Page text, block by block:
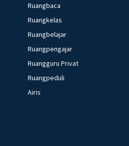
Ruangbaca
Ruangkelas
Ruangbelajar
Ruangpengajar
Ruangguru Privat
Ruangpeduli
Airis